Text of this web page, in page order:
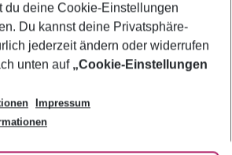
ändern
du deine Cookie-Einstellungen
Du kannst deine Privatsphäre-
jederzeit ändern oder widerrufen
unten auf „Cookie-Einstellungen
Impressum